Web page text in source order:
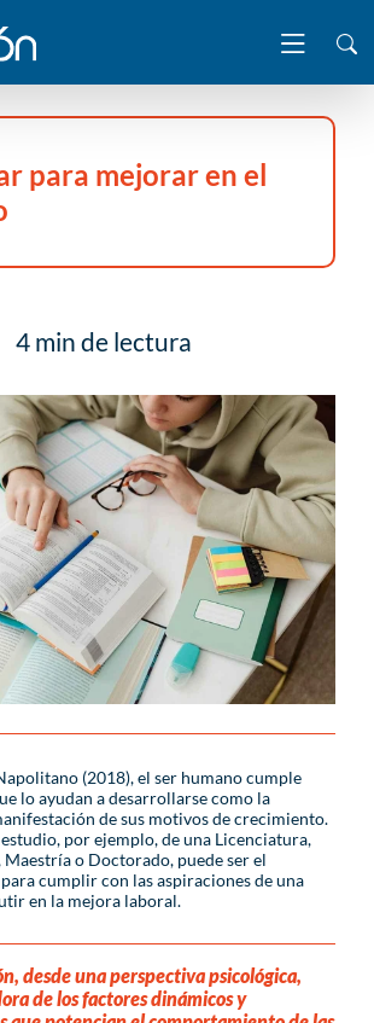
para mejorar en el
4 min de lectura
(2018), el ser humano cumple
lo ayudan a desarrollarse como la
de sus motivos de crecimiento.
por ejemplo, de una Licenciatura,
Maestría o Doctorado, puede ser el
cumplir con las aspiraciones de una
en la mejora laboral.
desde una perspectiva psicológica,
de los factores dinámicos y